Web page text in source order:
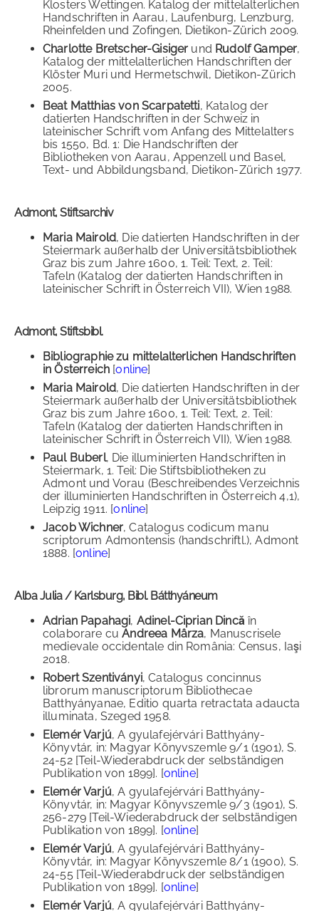
Klosters Wettingen. Katalog der mittelalterlichen
Handschriften in Aarau, Laufenburg, Lenzburg,
Rheinfelden und Zofingen, Dietikon-Zürich 2009.
Charlotte Bretscher-Gisiger und Rudolf Gamper,
Katalog der mittelalterlichen Handschriften der
Klöster Muri und Hermetschwil, Dietikon-Zürich
2005.
Beat Matthias von Scarpatetti, Katalog der
datierten Handschriften in der Schweiz in
lateinischer Schrift vom Anfang des Mittelalters
bis 1550, Bd. 1: Die Handschriften der
Bibliotheken von Aarau, Appenzell und Basel,
Text- und Abbildungsband, Dietikon-Zürich 1977.
Admont, Stiftsarchiv
Maria Mairold, Die datierten Handschriften in der
Steiermark außerhalb der Universitätsbibliothek
Graz bis zum Jahre 1600, 1. Teil: Text, 2. Teil:
Tafeln (Katalog der datierten Handschriften in
lateinischer Schrift in Österreich VII), Wien 1988.
Admont, Stiftsbibl.
Bibliographie zu mittelalterlichen Handschriften
in Österreich [online]
Maria Mairold, Die datierten Handschriften in der
Steiermark außerhalb der Universitätsbibliothek
Graz bis zum Jahre 1600, 1. Teil: Text, 2. Teil:
Tafeln (Katalog der datierten Handschriften in
lateinischer Schrift in Österreich VII), Wien 1988.
Paul Buberl, Die illuminierten Handschriften in
Steiermark, 1. Teil: Die Stiftsbibliotheken zu
Admont und Vorau (Beschreibendes Verzeichnis
der illuminierten Handschriften in Österreich 4,1),
Leipzig 1911. [online]
Jacob Wichner, Catalogus codicum manu
scriptorum Admontensis (handschriftl.), Admont
1888. [online]
Alba Julia / Karlsburg, Bibl. Bátthyáneum
Adrian Papahagi, Adinel-Ciprian Dincăîn
colaborare cuAndreea Mârza, Manuscrisele
medievale occidentale din România: Census, Iaşi
2018.
Robert Szentiványi, Catalogus concinnus
librorum manuscriptorum Bibliothecae
Batthyányanae, Editio quarta retractata adaucta
illuminata, Szeged 1958.
Elemér Varjú, A gyulafejérvári Batthyány-
Könyvtár, in: Magyar Könyvszemle 9/1 (1901), S.
24-52 [Teil-Wiederabdruck der selbständigen
Publikation von 1899]. [online]
Elemér Varjú, A gyulafejérvári Batthyány-
Könyvtár, in: Magyar Könyvszemle 9/3 (1901), S.
256-279 [Teil-Wiederabdruck der selbständigen
Publikation von 1899]. [online]
Elemér Varjú, A gyulafejérvári Batthyány-
Könyvtár, in: Magyar Könyvszemle 8/1 (1900), S.
24-55 [Teil-Wiederabdruck der selbständigen
Publikation von 1899]. [online]
Elemér Varjú, A gyulafejérvári Batthyány-